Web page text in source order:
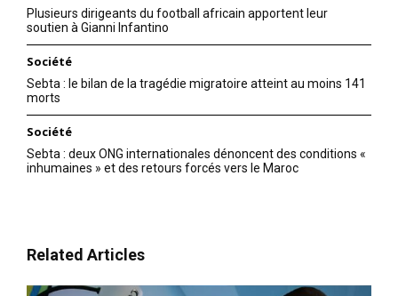
Plusieurs dirigeants du football africain apportent leur
soutien à Gianni Infantino
Société
Sebta : le bilan de la tragédie migratoire atteint au moins 141
morts
Société
Sebta : deux ONG internationales dénoncent des conditions «
inhumaines » et des retours forcés vers le Maroc
Related Articles